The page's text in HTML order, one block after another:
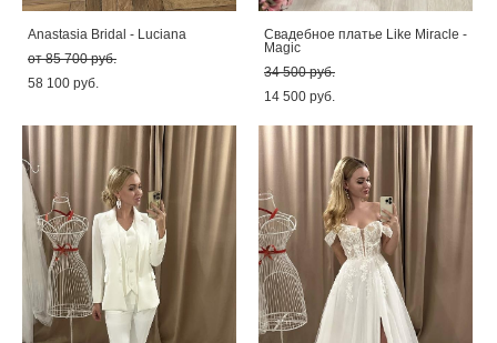
Anastasia Bridal - Luciana
от 85 700 pуб.
58 100 pуб.
Свадебное платье Like Miracle -
Magic
34 500 pуб.
14 500 pуб.